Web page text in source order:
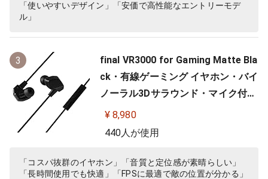
「使いやすいデザイン」「安価で高性能なエントリーモデ
ル」
3
final VR3000 for Gaming Matte Bla
ck・有線ゲーミング イヤホン・バイ
ノーラル3Dサラウンド・マイク付き
【ゲーム/VR/バイノーラル/ASMR /
360オーディオ推奨】
¥ 8,980
440人が使用
「コスパ抜群のイヤホン」「音質と定位感が素晴らしい」
「長時間使用でも快適」「FPSに最適で敵の位置が分かる」